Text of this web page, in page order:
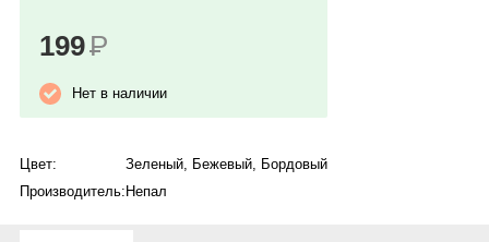
199Р
Нет в наличии
Цвет: Зеленый Бежевый Бордовый
Производитель:Непал